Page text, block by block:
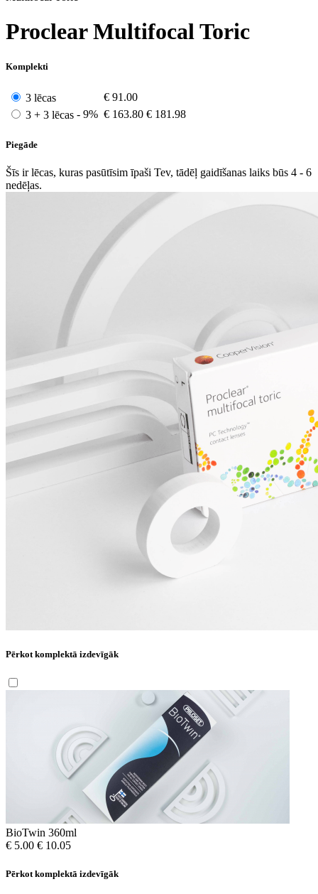
Proclear Multifocal Toric
Komplekti
3 lēcas € 91.00
3 + 3 lēcas - 9% € 163.80 € 181.98
Piegāde
Šīs ir lēcas, kuras pasūtīsim īpaši Tev, tādēļ gaidīšanas laiks būs 4 - 6
nedēļas.
Pērkot komplektā izdevīgāk
BioTwin 360ml
€ 5.00 € 10.05
Pērkot komplektā izdevīgāk